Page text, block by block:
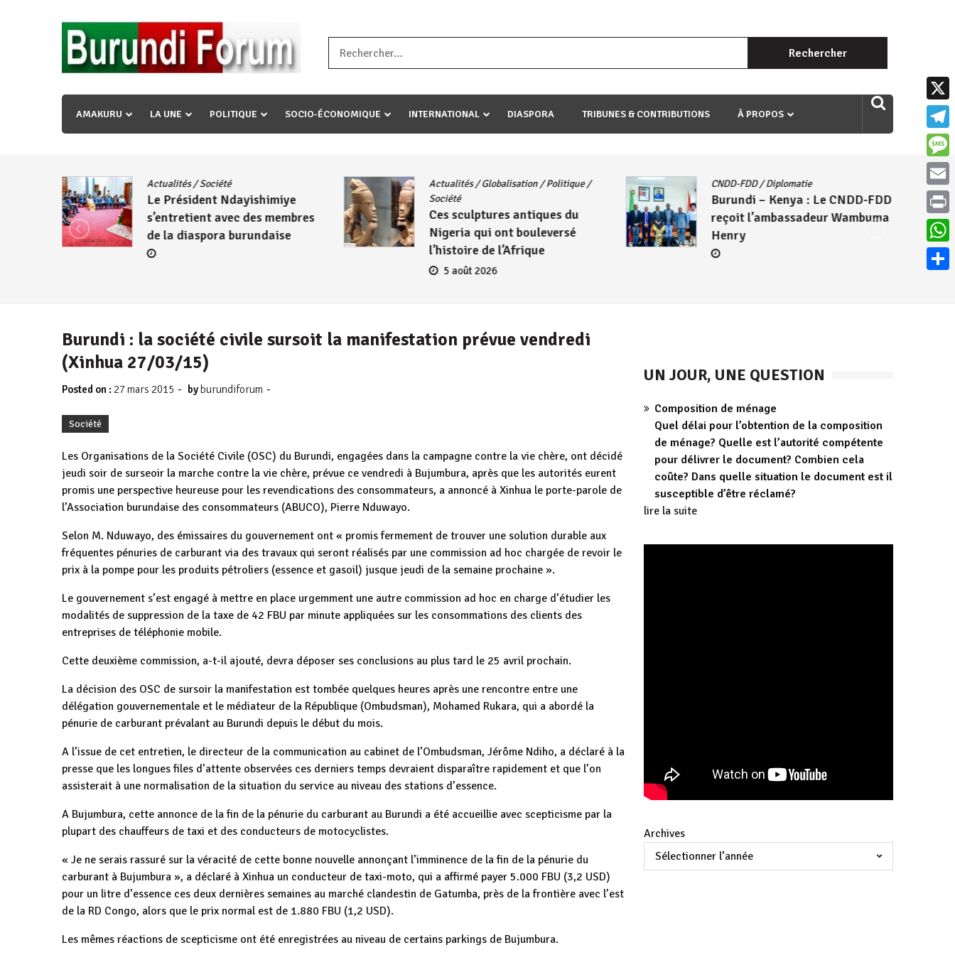
« Ingorane si ugupfa , ingorane ni ugupfa nabi ,gupfa ataco umariye umuryango wawe canke igihugu cakwibarutse .Wewe uri ngaha ndagusigiye iki kibazo : Uriko ukora iki kugira ngo
uzopfire neza umuryango n’igihugu cakwibarutse ? »
Rechercher :
AMAKURU LA UNE POLITIQUE SOCIO-ÉCONOMIQUE INTERNATIONAL DIASPORA TRIBUNES & CONTRIBUTIONS À PROPOS
Actualités/Société
Le Président Ndayishimiye
s’entretient avec des membres
de la diaspora burundaise
Actualités/Globalisation/Politique/
Société
Ces sculptures antiques du
Nigeria qui ont bouleversé
l’histoire de l’Afrique
5 août 2026
CNDD-FDD/Diplomatie
Burundi – Kenya : Le CNDD-FDD
reçoit l’ambassadeur Wambuma
Henry
Burundi : la société civile sursoit la manifestation prévue vendredi
(Xinhua 27/03/15)
Posted on : 27 mars 2015 - by burundiforum -
Société
Les Organisations de la Société Civile (OSC) du Burundi, engagées dans la campagne contre la vie chère, ont décidé
jeudi soir de surseoir la marche contre la vie chère, prévue ce vendredi à Bujumbura, après que les autorités eurent
promis une perspective heureuse pour les revendications des consommateurs, a annoncé à Xinhua le porte-parole de
l’Association burundaise des consommateurs (ABUCO), Pierre Nduwayo.
Selon M. Nduwayo, des émissaires du gouvernement ont « promis fermement de trouver une solution durable aux
fréquentes pénuries de carburant via des travaux qui seront réalisés par une commission ad hoc chargée de revoir le
prix à la pompe pour les produits pétroliers (essence et gasoil) jusque jeudi de la semaine prochaine ».
Le gouvernement s’est engagé à mettre en place urgemment une autre commission ad hoc en charge d’étudier les
modalités de suppression de la taxe de 42 FBU par minute appliquées sur les consommations des clients des
entreprises de téléphonie mobile.
Cette deuxième commission, a-t-il ajouté, devra déposer ses conclusions au plus tard le 25 avril prochain.
La décision des OSC de sursoir la manifestation est tombée quelques heures après une rencontre entre une
délégation gouvernementale et le médiateur de la République (Ombudsman), Mohamed Rukara, qui a abordé la
pénurie de carburant prévalant au Burundi depuis le début du mois.
A l’issue de cet entretien, le directeur de la communication au cabinet de l’Ombudsman, Jérôme Ndiho, a déclaré à la
presse que les longues files d’attente observées ces derniers temps devraient disparaître rapidement et que l’on
assisterait à une normalisation de la situation du service au niveau des stations d’essence.
A Bujumbura, cette annonce de la fin de la pénurie du carburant au Burundi a été accueillie avec scepticisme par la
plupart des chauffeurs de taxi et des conducteurs de motocyclistes.
« Je ne serais rassuré sur la véracité de cette bonne nouvelle annonçant l’imminence de la fin de la pénurie du
carburant à Bujumbura », a déclaré à Xinhua un conducteur de taxi-moto, qui a affirmé payer 5.000 FBU (3,2 USD)
pour un litre d’essence ces deux dernières semaines au marché clandestin de Gatumba, près de la frontière avec l’est
de la RD Congo, alors que le prix normal est de 1.880 FBU (1,2 USD).
Les mêmes réactions de scepticisme ont été enregistrées au niveau de certains parkings de Bujumbura.
UN JOUR, UNE QUESTION
Composition de ménage
Quel délai pour l’obtention de la composition
de ménage? Quelle est l’autorité compétente
pour délivrer le document? Combien cela
coûte? Dans quelle situation le document est il
susceptible d’être réclamé?
lire la suite
Archives
X
Email
Print